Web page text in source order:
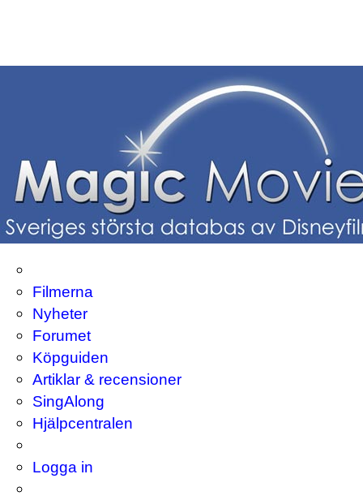
Filmerna
Nyheter
Forumet
Köpguiden
Artiklar & recensioner
SingAlong
Hjälpcentralen
Logga in